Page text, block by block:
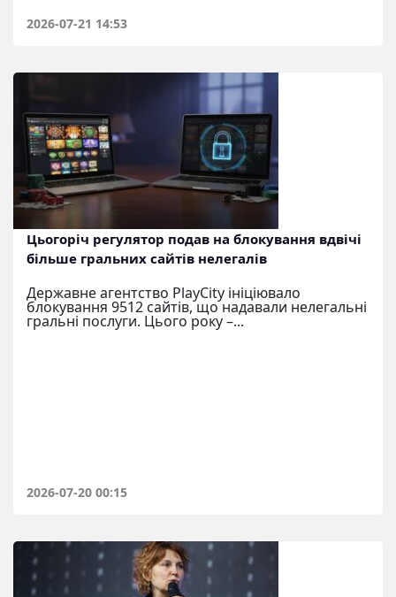
2026-07-21 14:53
Цьогоріч регулятор подав на блокування вдвічі
більше гральних сайтів нелегалів
Державне агентство PlayCity ініціювало
блокування 9512 сайтів, що надавали нелегальні
гральні послуги. Цього року –...
2026-07-20 00:15